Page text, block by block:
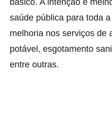
básico. A intenção é
saúde pública para toda
melhoria nos serviços de
potável, esgotamento
entre outras.